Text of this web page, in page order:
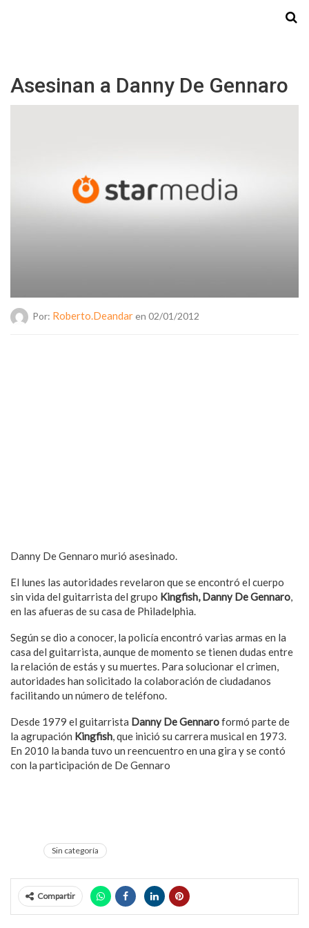
Asesinan a Danny De Gennaro
Por: Roberto.deandaren 02/01/2012
Danny De Gennaro murió asesinado.
El lunes las autoridades revelaron que se encontró el cuerpo
sin vida del guitarrista del grupo Kingfish, Danny De Gennaro,
en las afueras de su casa de Philadelphia.
Según se dio a conocer, la policía encontró varias armas en la
casa del guitarrista, aunque de momento se tienen dudas entre
la relación de estás y su muertes. Para solucionar el crimen,
autoridades han solicitado la colaboración de ciudadanos
facilitando un número de teléfono.
Desde 1979 el guitarrista Danny De Gennaroformó parte de
la agrupación Kingfish, que inició su carrera musical en 1973.
En 2010 la banda tuvo un reencuentro en una gira y se contó
con la participación de De Gennaro
Sin categoría
Compartir